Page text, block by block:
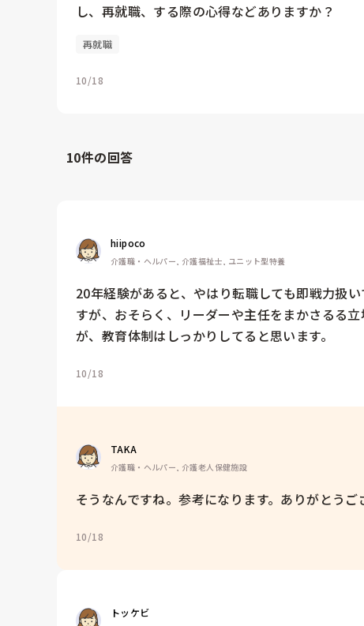
し、再就職、する際の心得などありますか？
再就職
10/18
10件の回答
hiipoco
介護職・ヘルパー, 介護福祉士, ユニット型特養
20年経験があると、やはり転職しても即戦力扱
すが、おそらく、リーダーや主任をまかさるる
が、教育体制はしっかりしてると思います。
10/18
TAKA
介護職・ヘルパー, 介護老人保健施設
そうなんですね。参考になります。ありがとうご
10/18
トッケビ